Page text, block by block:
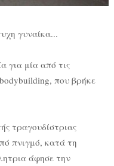
γυναίκα...
για μία από τις
που βρήκε
τραγουδίστριας
πνιγμό, κατά τη
άφησε την